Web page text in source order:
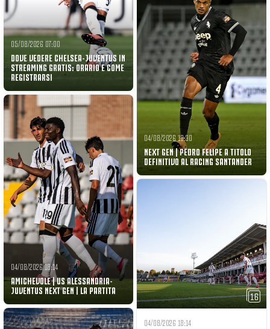
05/08/2026 07:00
DOVE VEDERE CHELSEA-JUVENTUS IN
STREAMING GRATIS: ORARIO E COME
REGISTRARSI
04/08/2026 18:30
NEXT GEN | PEDRO FELIPE A TITOLO
DEFINITIVO AL RACING SANTANDER
04/08/2026 18:14
AMICHEVOLE | US ALESSANDRIA-
JUVENTUS NEXT GEN | LA PARTITA
16
04/08/2026 18:14